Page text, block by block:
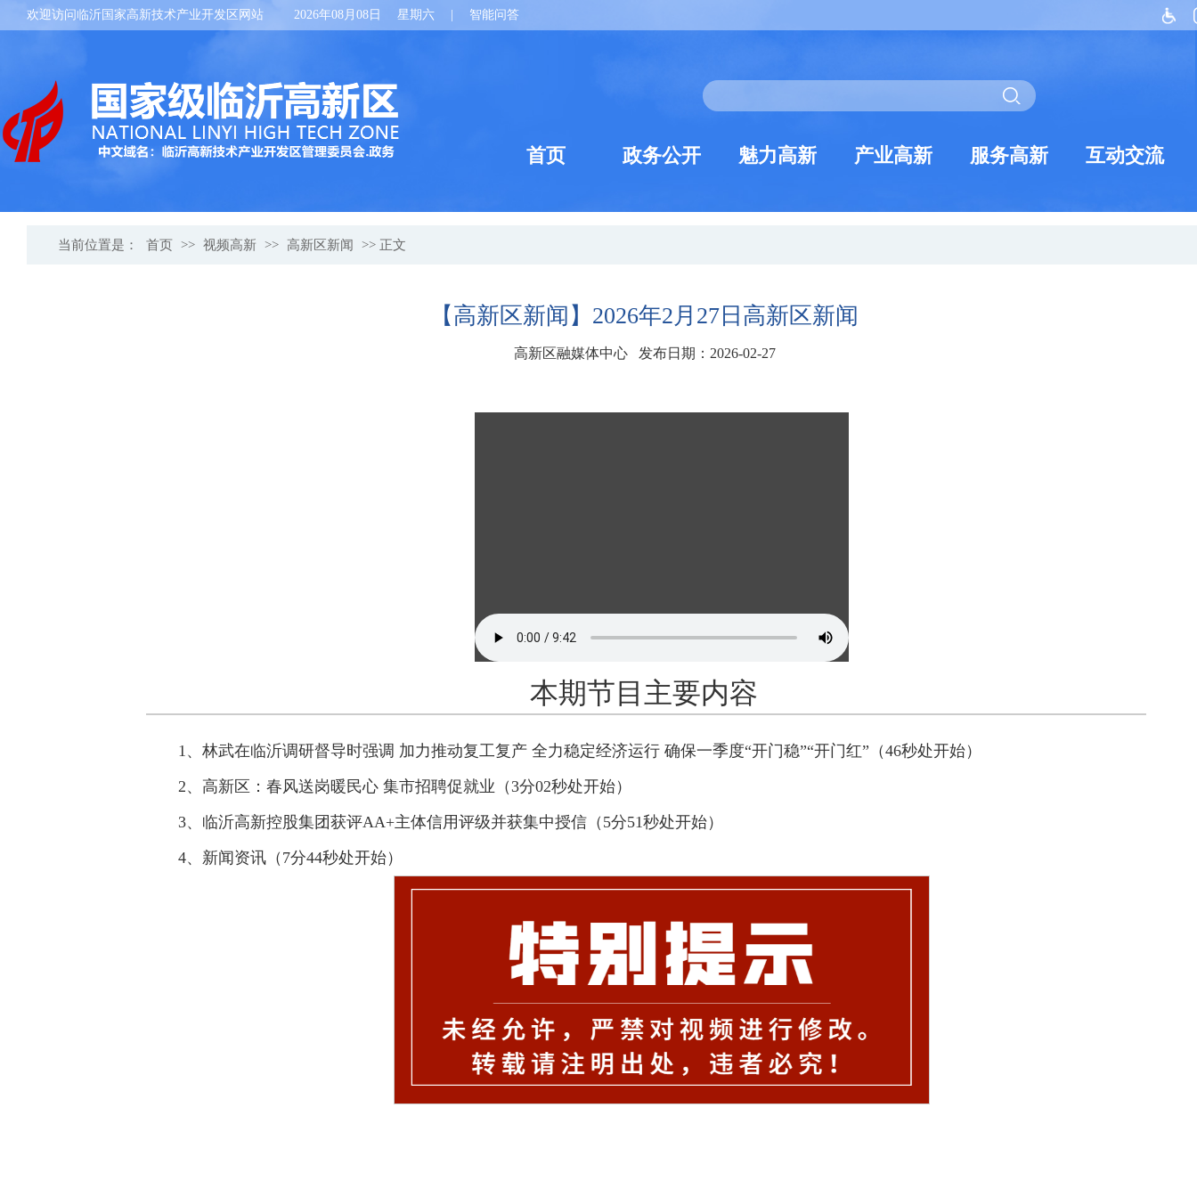
欢迎访问临沂国家高新技术产业开发区网站 2026年08月08日 星期六 智能问答
首页 政务公开 魅力高新 产业高新 服务高新 互动交流
当前位置是： 首页 >> 视频高新 >> 高新区新闻 >> 正文
【高新区新闻】2026年2月27日高新区新闻
高新区融媒体中心 发布日期：2026-02-27
本期节目主要内容
1、林武在临沂调研督导时强调 加力推动复工复产 全力稳定经济运行 确保一季度“开门稳”“开门红”（46秒处开始）
2、高新区：春风送岗暖民心 集市招聘促就业（3分02秒处开始）
3、临沂高新控股集团获评AA+主体信用评级并获集中授信（5分51秒处开始）
4、新闻资讯（7分44秒处开始）